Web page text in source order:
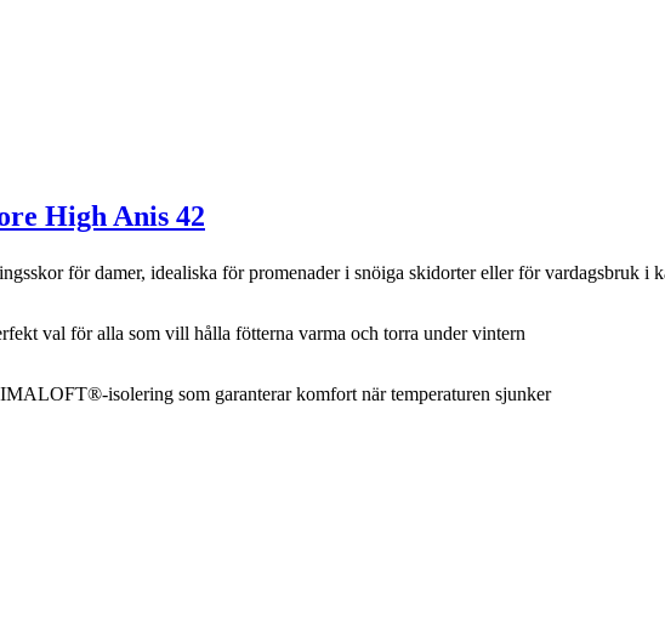
High Anis 42
för damer, idealiska för promenader i snöiga skidorter eller för vardagsbruk i
val för alla som vill hålla fötterna varma och torra under vintern
isolering som garanterar komfort när temperaturen sjunker